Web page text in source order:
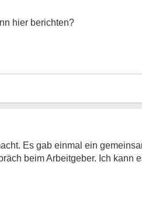
hier berichten?
Es gab einmal ein
beim Arbeitgeber. Ich kann